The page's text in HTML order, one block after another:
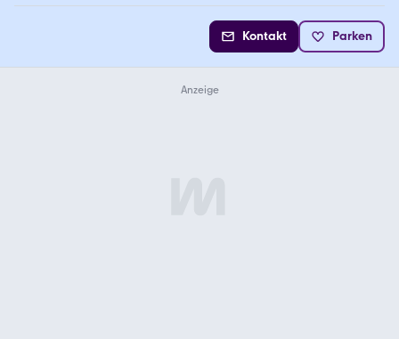
Kontakt Parken